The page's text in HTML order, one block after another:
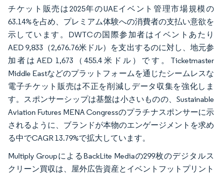
チケット販売は2025年のUAEイベント管理市場規模の
63.14%を占め、プレミアム体験への消費者の支払い意欲を
示しています。DWTCの国際参加者はイベントあたり
AED 9,833（2,676.76米ドル）を支出するのに対し、地元参
加者はAED 1,673（455.4米ドル）です。Ticketmaster
Middle Eastなどのプラットフォームを通じたシームレスな
電子チケット販売は不正を削減しデータ収集を強化しま
す。スポンサーシップは基盤は小さいものの、Sustainable
Aviation Futures MENA Congressのプラチナスポンサーに示
されるように、ブランドが本物のエンゲージメントを求め
る中でCAGR 13.79%で拡大しています。
Multiply GroupによるBackLite Mediaの299枚のデジタルス
クリーン買収は、屋外広告資産とイベントフットプリント